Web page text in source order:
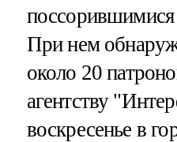
При нем
около 20
агентству
воскресенье в